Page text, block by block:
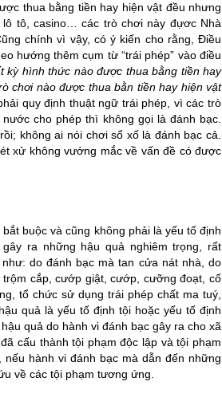
thua bằng tiền hay hiện vật đều nhưng
tô, casino… các trò chơi này đựơc Nhà
chính vì vậy, có ý kiến cho rằng, Điều
hướng thêm cụm từ “trái phép” vào điều
kỳ hình thức nào được thua bằng tiền hay
chơi nào được thua bằn tiền hay hiện vật
quy định thuật ngữ trái phép, vì các trò
cho phép thì không gọi là đánh bạc.
không ai nói chơi sổ xố là đánh bạc cả.
xử không vướng mắc về vấn đề có được
buộc và cũng không phải là yếu tố định
ra những hậu quả nghiêm trọng, rất
do đánh bạc mà tan cửa nát nhà, do
cắp, cướp giật, cướp, cưỡng đoạt, cố
tổ chức sử dụng trái phép chất ma tuý,
quả là yếu tố định tội hoặc yếu tố định
quả do hành vi đánh bạc gây ra cho xã
cấu thành tội phạm độc lập và tội phạm
hành vi đánh bạc mà dẫn đến những
về các tội phạm tương ứng.